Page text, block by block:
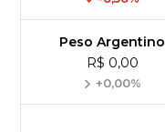
Peso Argentino
R$ 0,00
+0,00%